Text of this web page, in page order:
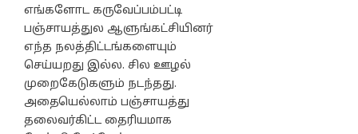
எங்களோட கருவேப்பம்பட்டி
பஞ்சாயத்துல ஆளுங்கட்சியினர்
எந்த நலத்திட்டங்களையும்
செய்யறது இல்ல. சில ஊழல்
முறைகேடுகளும் நடந்தது.
அதையெல்லாம் பஞ்சாயத்து
தலைவர்கிட்ட தைரியமாக